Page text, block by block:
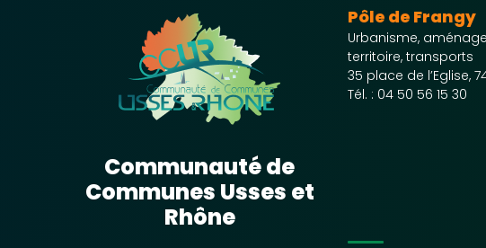
Communauté de
Communes Usses et
Rhône
Pôle de Frangy
Urbanisme,
territoire, transports
35 place de l’Eglise,
Tél. : 04 50 56 15 30